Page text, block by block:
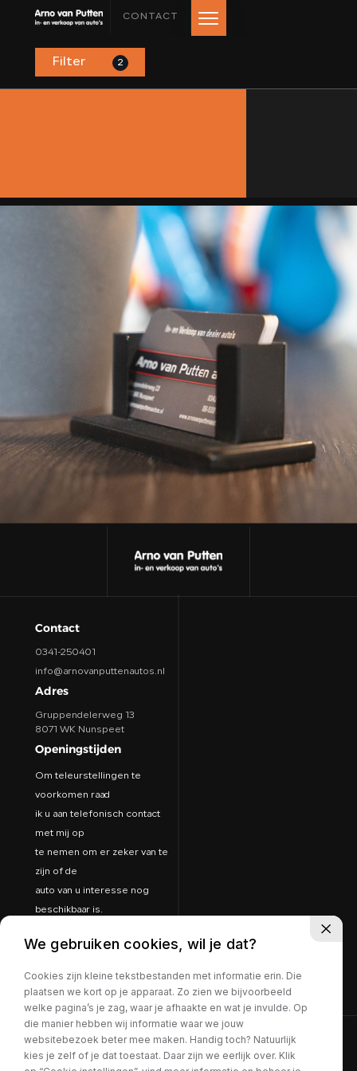
CONTACT
HOME
DIENSTEN
VERKOCHT
OVER ONS
BEOORDELINGEN
CONTACT
Filter 2
Contact
0341-250401
info@arnovanputtenautos.nl
Adres
Gruppendelerweg 13
8071 WK Nunspeet
Openingstijden
Om teleurstellingen te
voorkomen raad
ik u aan telefonisch contact
met mij op
te nemen om er zeker van te
zijn of de
auto van u interesse nog
beschikbaar is.
in, en weet
op de zaak.
Volg ons:
We gebruiken cookies, wil je dat?
Cookies zijn kleine tekstbestanden met informatie erin. Die
plaatsen we kort op je apparaat. Zo zien we bijvoorbeeld
welke pagina’s je zag, waar je afhaakte en wat je invulde. Op
die manier hebben wij informatie waar we jouw
websitebezoek beter mee maken. Handig toch? Natuurlijk
kies je zelf of je dat toestaat. Daar zijn we eerlijk over. Klik